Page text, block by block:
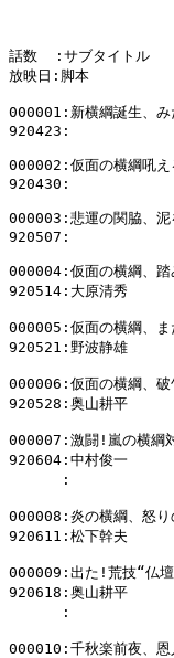
話数  :サブタイトル
放映日:脚本
000001:新横綱誕生、み
920423:
000002:仮面の横綱吼え
920430:
000003:悲運の関脇、泥
920507:
000004:仮面の横綱、踏
920514:大原清秀
000005:仮面の横綱、ま
920521:野波静雄
000006:仮面の横綱、破
920528:奥山耕平
000007:激闘!嵐の横綱
920604:中村俊一
:
000008:炎の横綱、怒り
920611:松下幹夫
000009:出た!荒技“仏
920618:奥山耕平
:
000010:千秋楽前夜、恩